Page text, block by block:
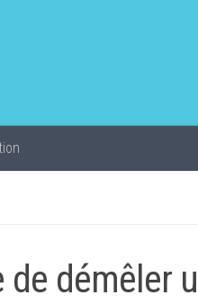
démêler